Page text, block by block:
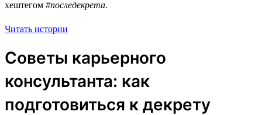
хештегом #последекрета.
Читать истории
Советы карьерного
консультанта: как
подготовиться к декрету